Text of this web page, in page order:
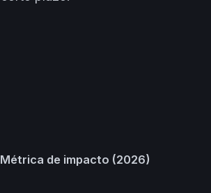
Métrica de impacto (2026)